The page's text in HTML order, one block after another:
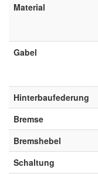
Material
Gabel
Hinterbaufederung
Bremse
Bremshebel
Schaltung